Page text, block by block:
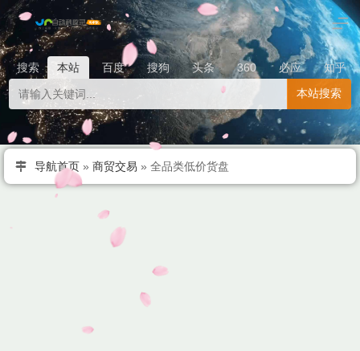
搜索 本站 百度 搜狗 头条 360 必应
知乎
本站搜索
导航首页 » 商贸交易 » 全品类低价货盘